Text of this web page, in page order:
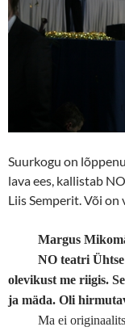
Suurkogu on
lava ees, kallistab
Liis Semperit. Või on
Margus
NO teatri
olevikust me riigis.
ja mäda. Oli
Ma ei